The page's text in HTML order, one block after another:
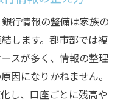
行情報の整備は家族の
します。都市部では複
スが多く、情報の整理
因になりかねません。
し、口座ごとに残高や